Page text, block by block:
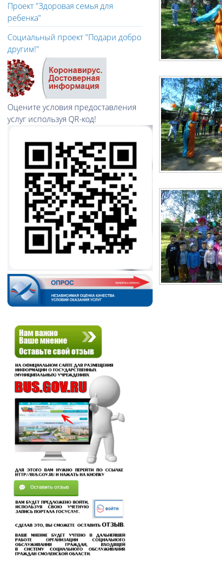
Проект "Здоровая семья для
ребенка"
Социальный проект "Подари добро
другим!"
Оцените условия предоставления
услуг используя QR-код!